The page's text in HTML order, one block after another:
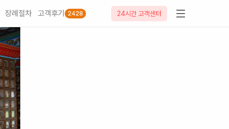
장례절차 고객후기 2428 24시간 고객센터